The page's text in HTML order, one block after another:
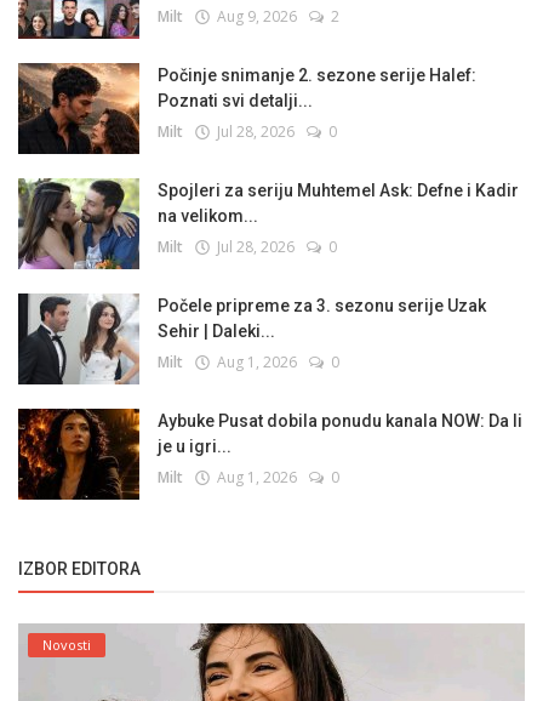
Milt Aug 9, 2026 2
Počinje snimanje 2. sezone serije Halef:
Poznati svi detalji...
Milt Jul 28, 2026 0
Spojleri za seriju Muhtemel Ask: Defne i Kadir
na velikom...
Milt Jul 28, 2026 0
Počele pripreme za 3. sezonu serije Uzak
Sehir | Daleki...
Milt Aug 1, 2026 0
Aybuke Pusat dobila ponudu kanala NOW: Da li
je u igri...
Milt Aug 1, 2026 0
IZBOR EDITORA
Novosti